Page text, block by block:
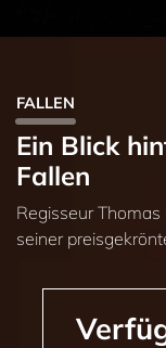
FALLEN
Ein Blick
Fallen
Regisseur
seiner